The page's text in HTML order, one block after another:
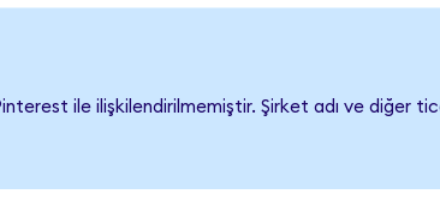
ile ilişkilendirilmemiştir. Şirket adı ve diğer